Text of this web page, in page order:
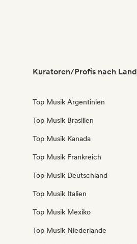
Kuratoren/Profis nach Land
Top Musik Argentinien
Top Musik Brasilien
Top Musik Kanada
Top Musik Frankreich
Top Musik Deutschland
Top Musik Italien
Top Musik Mexiko
Top Musik Niederlande